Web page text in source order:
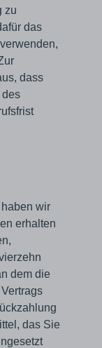
zu
das
dass
des
wir
erhalten
dem die
das Sie